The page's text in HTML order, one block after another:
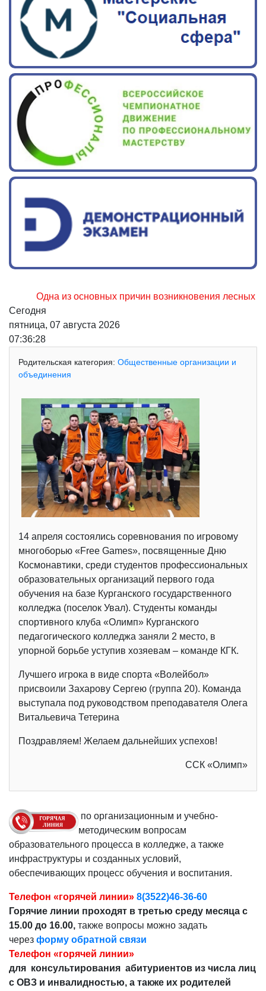
Одна из основных причин возникновения лесных
Сегодня
пятница, 07 августа 2026
07:36:29
Родительская категория: Общественные организации и
объединения
14 апреля состоялись соревнования по игровому
многоборью «Free Games», посвященные Дню
Космонавтики, среди студентов профессиональных
образовательных организаций первого года
обучения на базе Курганского государственного
колледжа (поселок Увал). Студенты команды
спортивного клуба «Олимп» Курганского
педагогического колледжа заняли 2 место, в
упорной борьбе уступив хозяевам – команде КГК.
Лучшего игрока в виде спорта «Волейбол»
присвоили Захарову Сергею (группа 20). Команда
выступала под руководством преподавателя Олега
Витальевича Тетерина
Поздравляем! Желаем дальнейших успехов!
ССК «Олимп»
по организационным и учебно-
методическим вопросам
образовательного процесса в колледже, а также
инфраструктуры и созданных условий,
обеспечивающих процесс обучения и воспитания.
Телефон «горячей линии» 8(3522)46-36-60
Горячие линии проходят в третью среду месяца с
15.00 до 16.00, также вопросы можно задать
через форму обратной связи
Телефон «горячей линии»
для консультирования абитуриентов из числа лиц
с ОВЗ и инвалидностью, а также их родителей